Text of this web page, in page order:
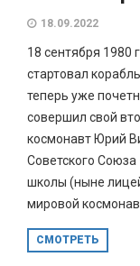
18.09.2022
18 сентября 1980
стартовал
теперь уже
совершил свой
космонавт Юрий
Советского Союза
школы (ныне
мировой
СМОТРЕТЬ